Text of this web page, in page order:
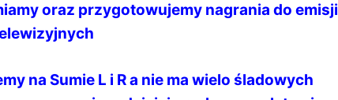
oraz przygotowujemy nagrania do emisji
na Sumie L i R a nie ma wielo śladowych